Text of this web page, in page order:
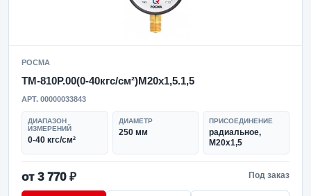
РОСМА
ТМ-810Р.00(0-40кгс/см²)M20x1,5.1,5
АРТ. 00000033843
ДИАПАЗОН
ИЗМЕРЕНИЙ
0-40 кгс/см²
ДИАМЕТР
250 мм
ПРИСОЕДИНЕНИЕ
радиальное,
M20x1,5
от 3 770 ₽ Под заказ